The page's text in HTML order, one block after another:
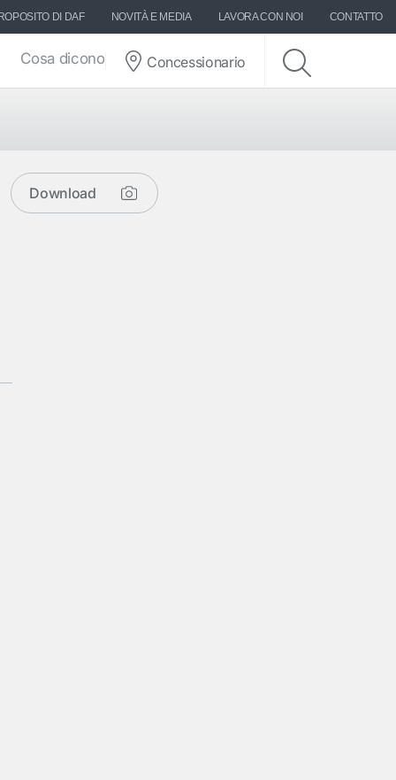
DI DAF NOVITÀ E MEDIA LAVORA CON NOI CONTATTO
Cosa dicono di DAFConcessionario
Download